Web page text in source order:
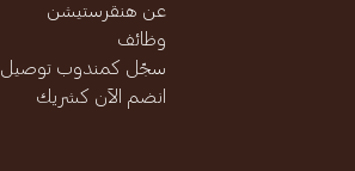
عن هنقرستيشن
وظائف
سجّل كمندوب توصيل
انضم الآن كشريك